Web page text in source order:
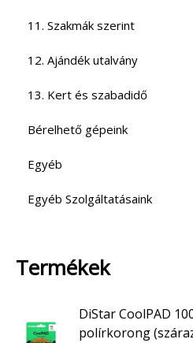
11. Szakmák szerint
12. Ajándék utalvány
13. Kert és szabadidő
Bérelhető gépeink
Egyéb
Egyéb Szolgáltatásaink
Termékek
DiStar CoolPAD
polírkorong